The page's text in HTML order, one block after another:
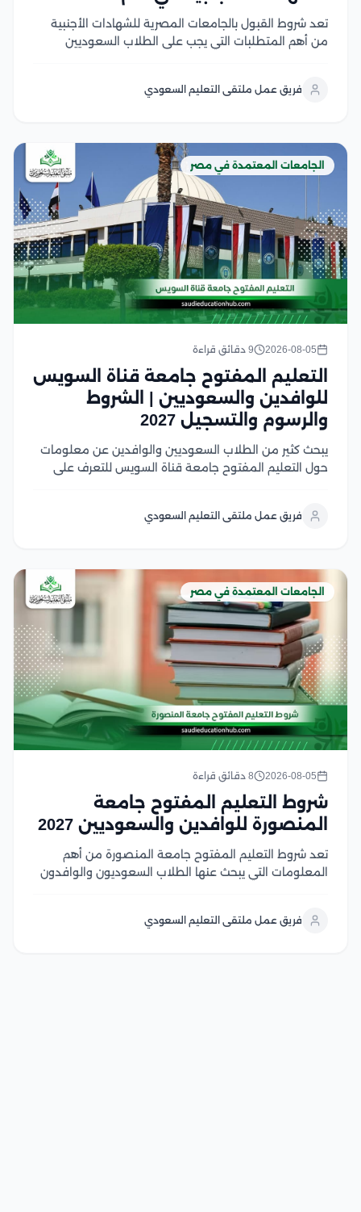
تعد شروط القبول بالجامعات المصرية للشهادات الأجنبية
من أهم المتطلبات التي يجب على الطلاب السعوديين
الشهادة، واستيفاء المواد المؤهلة، وتحقيق متطلبات
فريق عمل ملتقى التعليم السعودي
الجامعات المعتمدة في مصر
2026-08-05 9 دقائق قراءة
التعليم المفتوح جامعة قناة السويس
للوافدين والسعوديين | الشروط
والرسوم والتسجيل 2027
يبحث كثير من الطلاب السعوديين والوافدين عن معلومات
حول التعليم المفتوح جامعة قناة السويس للتعرف على
شروط القبول، وشروط...
فريق عمل ملتقى التعليم السعودي
الجامعات المعتمدة في مصر
2026-08-05 8 دقائق قراءة
شروط التعليم المفتوح جامعة
المنصورة للوافدين والسعوديين 2027
تعد شروط التعليم المفتوح جامعة المنصورة من أهم
المعلومات التي يبحث عنها الطلاب السعوديون والوافدون
وفق متطلبات مناسبة للدارسين في هذا المقال سوف
فريق عمل ملتقى التعليم السعودي